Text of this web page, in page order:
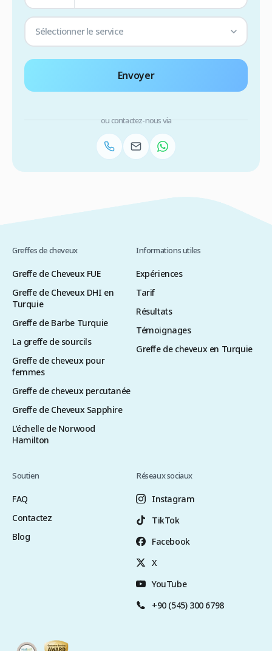
Sélectionner le service
Envoyer
ou contactez-nous via
Greffes de cheveux
Greffe de Cheveux FUE
Greffe de Cheveux DHI en
Turquie
Greffe de Barbe Turquie
La greffe de sourcils
Greffe de cheveux pour
femmes
Greffe de cheveux percutanée
Greffe de Cheveux Sapphire
L’échelle de Norwood
Hamilton
Informations utiles
Expériences
Tarif
Résultats
Témoignages
Greffe de cheveux en Turquie
Soutien
FAQ
Contactez
Blog
Réseaux sociaux
Instagram
TikTok
Facebook
X
YouTube
+90 (545) 300 6798